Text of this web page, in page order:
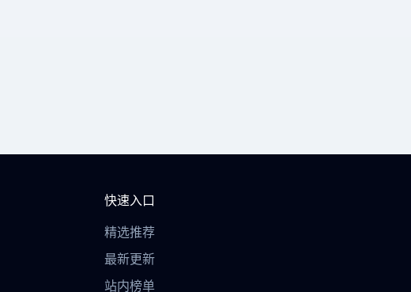
快速入口
精选推荐
最新更新
站内榜单